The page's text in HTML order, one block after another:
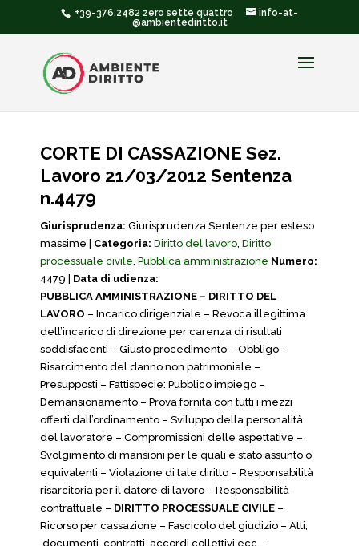
+39-376.2482 zero sette quattro
info-at-
@ambientediritto.it
CORTE DI CASSAZIONE Sez.
Lavoro 21/03/2012 Sentenza
n.4479
Giurisprudenza: Giurisprudenza Sentenze per esteso
massime | Categoria: Diritto del lavoro, Diritto
processuale civile, Pubblica amministrazione Numero:
4479 | Data di udienza:
PUBBLICA AMMINISTRAZIONE – DIRITTO DEL
LAVORO – Incarico dirigenziale – Revoca illegittima
dell’incarico di direzione per carenza di risultati
soddisfacenti – Giusto procedimento – Obbligo –
Risarcimento del danno non patrimoniale –
Presupposti – Fattispecie: Pubblico impiego –
Demansionamento – Prova fornita con tutti i mezzi
offerti dall’ordinamento – Sviluppo della personalità
del lavoratore – Compromissioni delle aspettative –
Svolgimento di mansioni per le quali è stato assunto o
equivalenti – Violazione di tale diritto – Responsabilità
risarcitoria per il datore di lavoro – Responsabilità
contrattuale – DIRITTO PROCESSUALE CIVILE –
Ricorso per cassazione – Fascicolo del giudizio – Atti,
documenti, contratti, accordi collettivi ecc. –